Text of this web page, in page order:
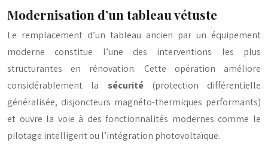
Modernisation d’un tableau vétuste
Le remplacement d’un tableau ancien par un équipement
moderne constitue l’une des interventions les plus
structurantes en rénovation. Cette opération améliore
considérablement la sécurité(protection différentielle
généralisée, disjoncteurs magnéto-thermiques performants)
et ouvre la voie à des fonctionnalités modernes comme le
pilotage intelligent ou l’intégration photovoltaïque.